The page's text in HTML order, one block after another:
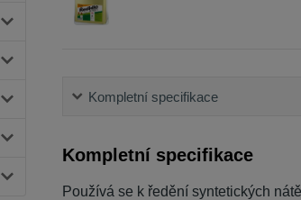
Kompletní specifikace
Kompletní specifikace
Používá se k ředění syntetických